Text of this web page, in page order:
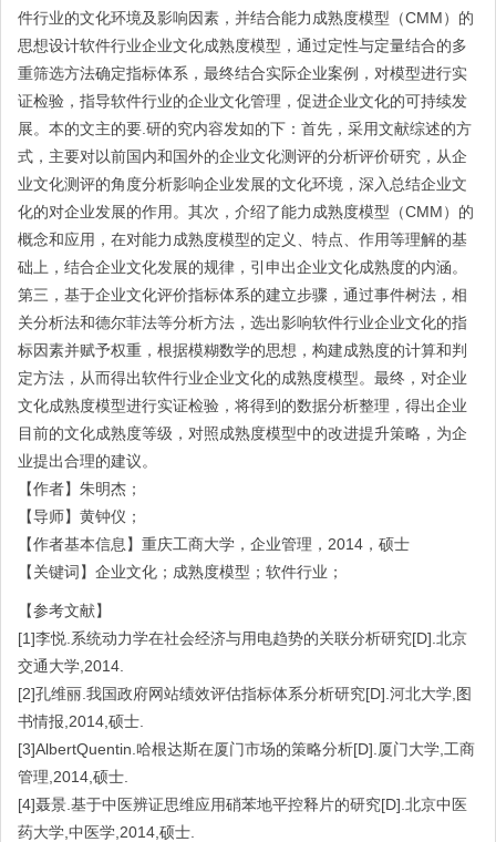
件行业的文化环境及影响因素，并结合能力成熟度模型（CMM）的
思想设计软件行业企业文化成熟度模型，通过定性与定量结合的多
重筛选方法确定指标体系，最终结合实际企业案例，对模型进行实
证检验，指导软件行业的企业文化管理，促进企业文化的可持续发
展。本的文主的要.研的究内容发如的下：首先，采用文献综述的方
式，主要对以前国内和国外的企业文化测评的分析评价研究，从企
业文化测评的角度分析影响企业发展的文化环境，深入总结企业文
化的对企业发展的作用。其次，介绍了能力成熟度模型（CMM）的
概念和应用，在对能力成熟度模型的定义、特点、作用等理解的基
础上，结合企业文化发展的规律，引申出企业文化成熟度的内涵。
第三，基于企业文化评价指标体系的建立步骤，通过事件树法，相
关分析法和德尔菲法等分析方法，选出影响软件行业企业文化的指
标因素并赋予权重，根据模糊数学的思想，构建成熟度的计算和判
定方法，从而得出软件行业企业文化的成熟度模型。最终，对企业
文化成熟度模型进行实证检验，将得到的数据分析整理，得出企业
目前的文化成熟度等级，对照成熟度模型中的改进提升策略，为企
业提出合理的建议。
【作者】朱明杰；
【导师】黄钟仪；
【作者基本信息】重庆工商大学，企业管理，2014，硕士
【关键词】企业文化；成熟度模型；软件行业；
【参考文献】
[1]李悦.系统动力学在社会经济与用电趋势的关联分析研究[D].北京
交通大学,2014.
[2]孔维丽.我国政府网站绩效评估指标体系分析研究[D].河北大学,图
书情报,2014,硕士.
[3]AlbertQuentin.哈根达斯在厦门市场的策略分析[D].厦门大学,工商
管理,2014,硕士.
[4]聂景.基于中医辨证思维应用硝苯地平控释片的研究[D].北京中医
药大学,中医学,2014,硕士.